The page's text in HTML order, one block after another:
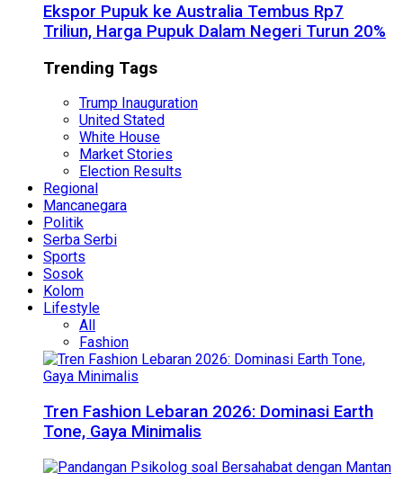
Ekspor Pupuk ke Australia Tembus Rp7
Triliun, Harga Pupuk Dalam Negeri Turun 20%
Trending Tags
Trump Inauguration
United Stated
White House
Market Stories
Election Results
Regional
Mancanegara
Politik
Serba Serbi
Sports
Sosok
Kolom
Lifestyle
All
Fashion
Tren Fashion Lebaran 2026: Dominasi Earth
Tone, Gaya Minimalis